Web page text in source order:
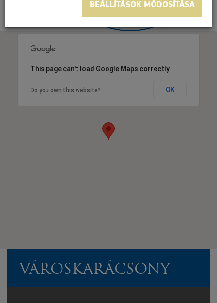
This page can't load Google Maps correctly.
Do you own this website? OK
VÁROSKARÁCSONY
BEÁLLÍTÁSOK MÓDOSÍTÁSA